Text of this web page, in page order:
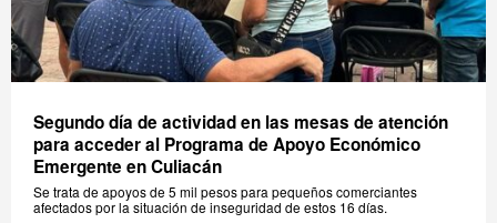
Segundo día de actividad en las mesas de atención
para acceder al Programa de Apoyo Económico
Emergente en Culiacán
Se trata de apoyos de 5 mil pesos para pequeños comerciantes
afectados por la situación de inseguridad de estos 16 días.